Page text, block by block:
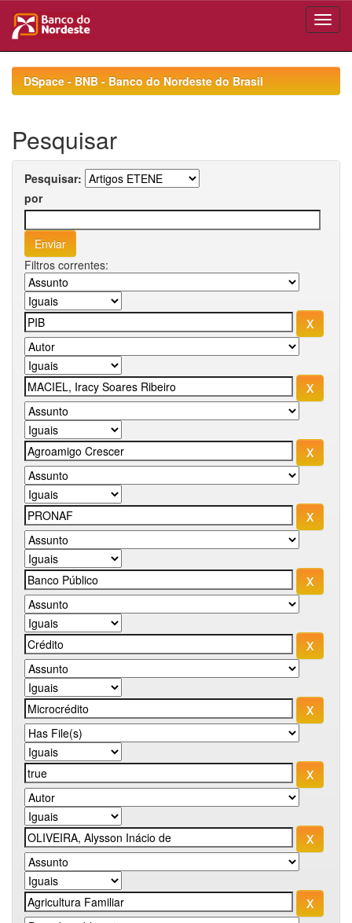
navigationDSpace - BNB - Banco do Nordeste do Brasil
Pesquisar
Pesquisar:
por
Filtros correntes: